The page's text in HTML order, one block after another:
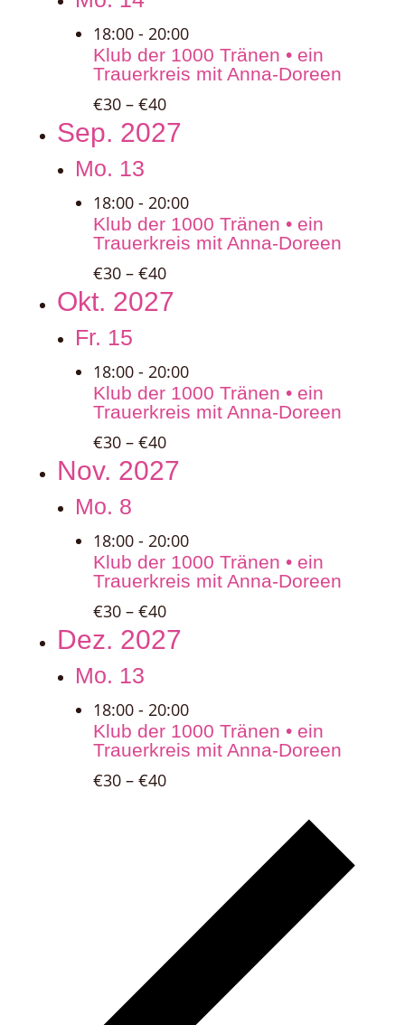
18:00- 20:00
Klub der 1000 Tränen • ein
Trauerkreis mit Anna-Doreen
€30 – €40
Sep. 2027
Mo. 13
18:00- 20:00
Klub der 1000 Tränen • ein
Trauerkreis mit Anna-Doreen
€30 – €40
Okt. 2027
Fr. 15
18:00- 20:00
Klub der 1000 Tränen • ein
Trauerkreis mit Anna-Doreen
€30 – €40
Nov. 2027
Mo. 8
18:00- 20:00
Klub der 1000 Tränen • ein
Trauerkreis mit Anna-Doreen
€30 – €40
Dez. 2027
Mo. 13
18:00- 20:00
Klub der 1000 Tränen • ein
Trauerkreis mit Anna-Doreen
€30 – €40